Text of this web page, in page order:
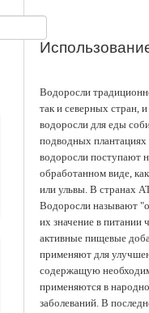
Водоросли
так и северных стран,
водоросли для еды
подводных
водоросли поступают
обработанном виде,
или ульвы. В странах
Водоросли называют
их значение в питании
активные пищевые
применяют для
содержащую
применяются в
заболеваний. В